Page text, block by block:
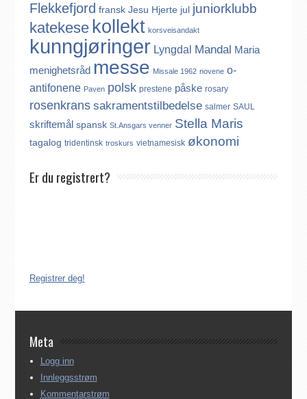
Flekkefjord fransk Jesu Hjerte jul juniorklubb
katekese kollekt korsveisandakt
kunngjøringer Lyngdal Mandal Maria
menighetsråd messe Missale 1962 novene o-
antifonene Paven polsk prestene påske rosary
rosenkrans sakramentstilbedelse salmer SAUL
skriftemål spansk St.Ansgars venner Stella Maris
tagalog tridentinsk troskurs vietnamesisk økonomi
Er du registrert?
Registrer deg!
Meta
Logg inn
Innleggsstrøm
Kommentarstrøm